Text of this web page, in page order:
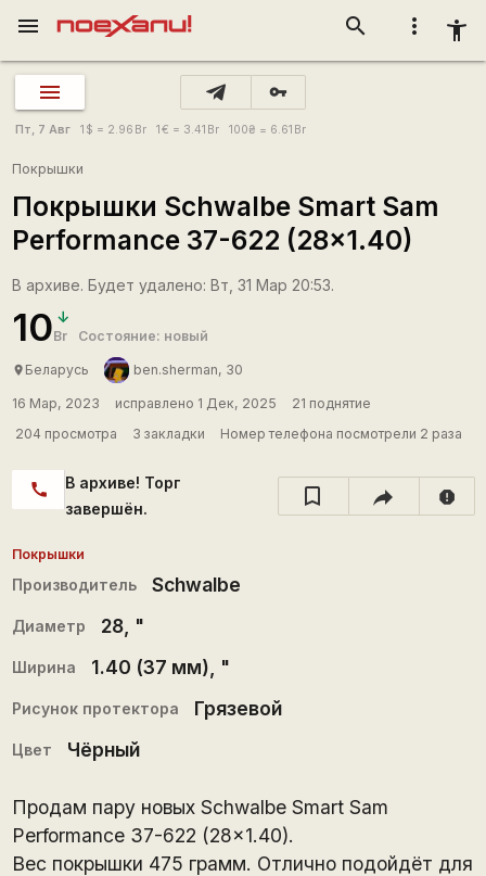
more_vert accessibility_new
search
menu
vpn_key
Пт, 7 Авг 1 $ = 2.96 Br 1€ = 3.41 Br 100₴ = 6.61 Br
Покрышки
Покрышки Schwalbe Smart Sam
Performance 37-622 (28x1.40)
В архиве. Будет удалено: Вт, 31 Мар 20:53.
10Br Состояние: новый
place Беларусь ben.sherman, 30
16 Мар, 2023 исправлено 1 Дек, 2025
21 поднятие
204 просмотра
3 закладки Номер телефона посмотрели 2 раза
call
В архиве! Торг
завершён.
report
Покрышки
Производитель Schwalbe
Диаметр 28, "
Ширина 1.40 (37 мм) , "
Рисунок протектора Грязевой
Цвет Чёрный
Продам пару новых Schwalbe Smart Sam
Performance 37-622 (28x1.40).
Вес покрышки 475 грамм. Отлично подойдёт для